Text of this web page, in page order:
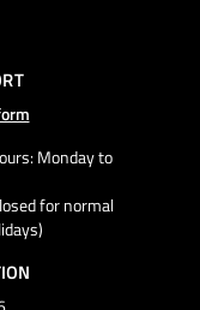
Monday to
for normal